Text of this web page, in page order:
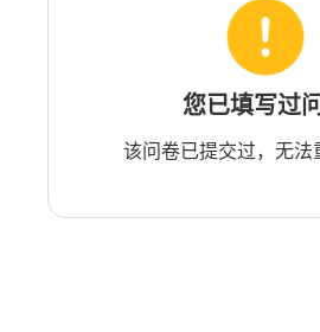
您已填写过
该问卷已提交过，无法